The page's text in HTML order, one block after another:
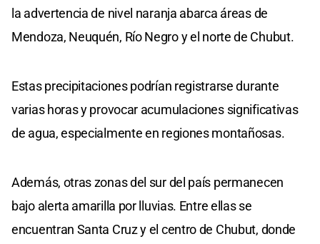
la advertencia de nivel naranja abarca áreas de
Mendoza, Neuquén, Río Negro y el norte de Chubut.
Estas precipitaciones podrían registrarse durante
varias horas y provocar acumulaciones significativas
de agua, especialmente en regiones montañosas.
Además, otras zonas del sur del país permanecen
bajo alerta amarilla por lluvias. Entre ellas se
encuentran Santa Cruz y el centro de Chubut, donde